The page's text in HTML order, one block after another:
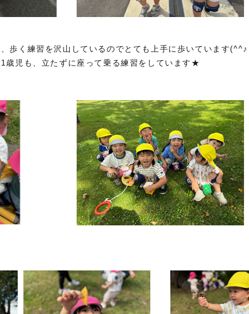
歩く練習を沢山しているのでとても上手に歩いています(^^♪
歳児も、立たずに座って乗る練習をしています★